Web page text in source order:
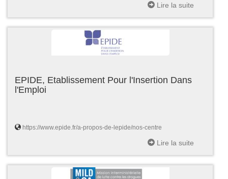
Lire la suite
EPIDE, Etablissement Pour l'Insertion Dans
l'Emploi
https://www.epide.fr/a-propos-de-lepide/nos-centre
Lire la suite